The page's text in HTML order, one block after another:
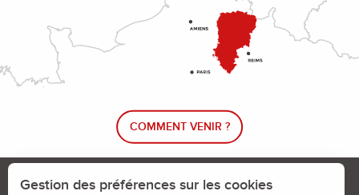
COMMENT VENIR ?
Le blog rando !
Gestion des préférences sur les cookies